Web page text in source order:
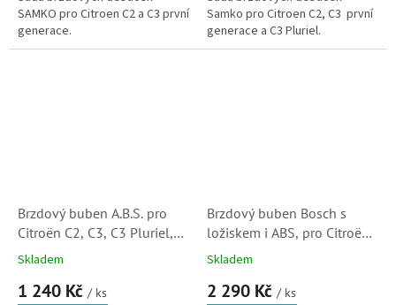
SAMKO pro Citroen C2 a C3 první
generace.
Samko pro Citroen C2, C3 první
generace a C3 Pluriel.
Brzdový buben A.B.S. pro
Citroën C2, C3, C3 Pluriel,
Skladem
1 240 Kč / ks
Brzdový buben Bosch s
ložiskem i ABS, pro Citroën
C2, C3, C3 Pluriel a DS3
Skladem
2 290 Kč / ks